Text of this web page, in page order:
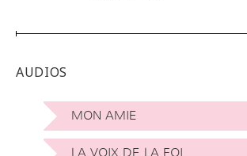
AUDIOS
MON AMIE
LA VOIX DE LA FOI